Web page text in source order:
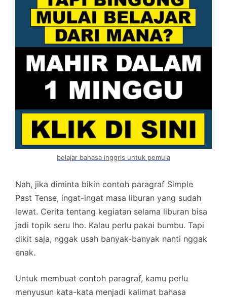
belajar bahasa inggris untuk pemula
Nah, jika diminta bikin contoh paragraf Simple
Past Tense, ingat-ingat masa liburan yang sudah
lewat. Cerita tentang kegiatan selama liburan bisa
jadi topik seru lho. Kalau perlu pakai bumbu. Tapi
dikit saja, nggak usah banyak-banyak nanti nggak
enak.
Untuk membuat contoh paragraf, kamu perlu
menyusun kata-kata menjadi kalimat bahasa